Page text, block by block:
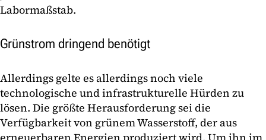
Labormaßstab.
Grünstrom dringend benötigt
Allerdings gelte es allerdings noch viele
technologische und infrastrukturelle Hürden zu
lösen. Die größte Herausforderung sei die
Verfügbarkeit von grünem Wasserstoff, der aus